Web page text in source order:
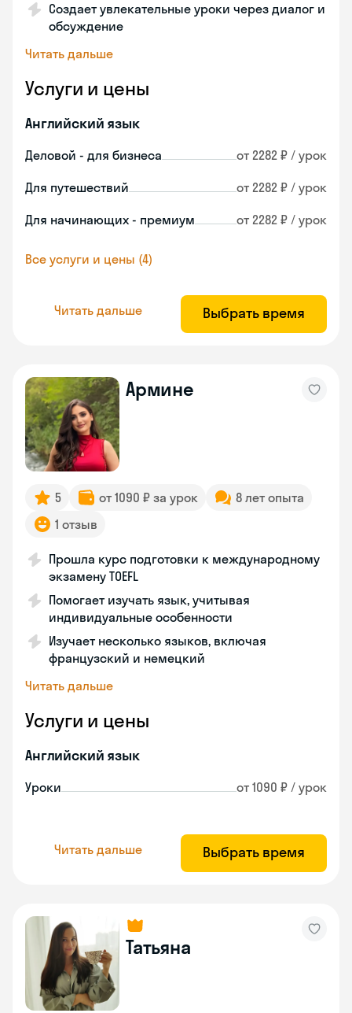
Создает увлекательные уроки через диалог и
обсуждение
Читать дальше
Услуги и цены
Английский язык
Деловой - для бизнеса от 2282 ₽ / урок
Для путешествий от 2282 ₽ / урок
Для начинающих - премиум от 2282 ₽ / урок
Все услуги и цены (4)
Читать дальше Выбрать время
Армине
5 от 1090 ₽ за урок
8 лет опыта
1 отзыв
Прошла курс подготовки к международному
экзамену TOEFL
Помогает изучать язык, учитывая
индивидуальные особенности
Изучает несколько языков, включая
французский и немецкий
Читать дальше
Услуги и цены
Английский язык
Уроки от 1090 ₽ / урок
Читать дальше Выбрать время
Татьяна